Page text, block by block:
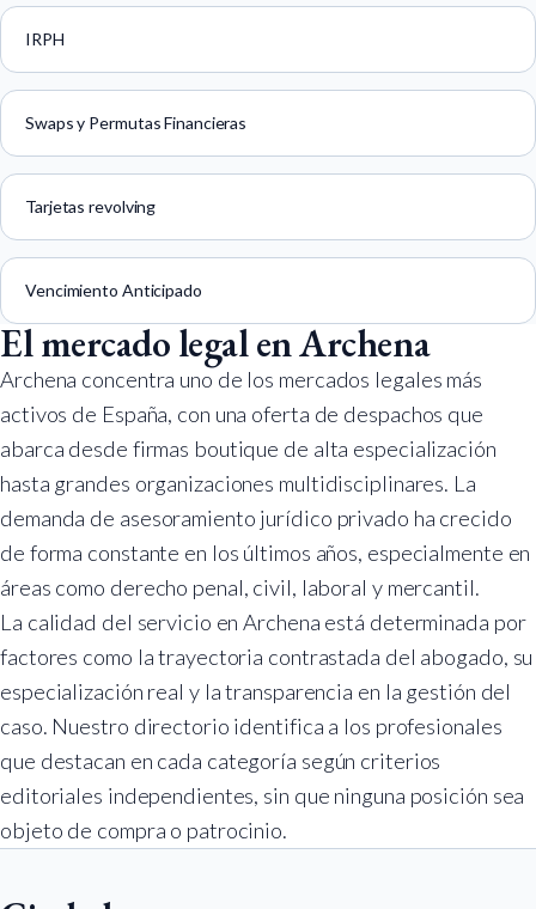
IRPH
Swaps y Permutas Financieras
Tarjetas revolving
Vencimiento Anticipado
El mercado legal en Archena
Archena concentra uno de los mercados legales más
activos de España, con una oferta de despachos que
abarca desde firmas boutique de alta especialización
hasta grandes organizaciones multidisciplinares. La
demanda de asesoramiento jurídico privado ha crecido
de forma constante en los últimos años, especialmente en
áreas como derecho penal, civil, laboral y mercantil.
La calidad del servicio en Archena está determinada por
factores como la trayectoria contrastada del abogado, su
especialización real y la transparencia en la gestión del
caso. Nuestro directorio identifica a los profesionales
que destacan en cada categoría según criterios
editoriales independientes, sin que ninguna posición sea
objeto de compra o patrocinio.